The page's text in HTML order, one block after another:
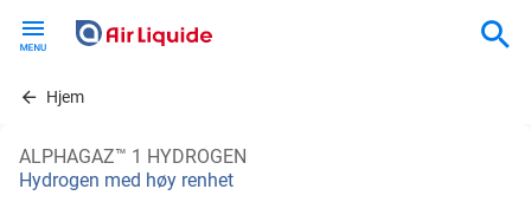
contentHjem
ALPHAGAZ™ 1 HYDROGEN
Hydrogen med høy renhet